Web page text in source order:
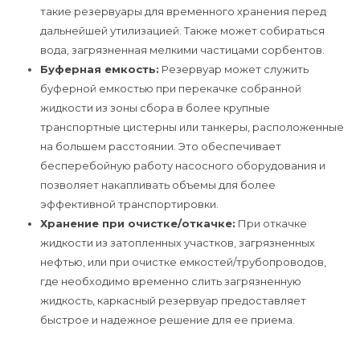
такие резервуары для временного хранения перед
дальнейшей утилизацией. Также может собираться
вода, загрязненная мелкими частицами сорбентов.
Буферная емкость: Резервуар может служить
буферной емкостью при перекачке собранной
жидкости из зоны сбора в более крупные
транспортные цистерны или танкеры, расположенные
на большем расстоянии. Это обеспечивает
бесперебойную работу насосного оборудования и
позволяет накапливать объемы для более
эффективной транспортировки.
Хранение при очистке/откачке: При откачке
жидкости из затопленных участков, загрязненных
нефтью, или при очистке емкостей/трубопроводов,
где необходимо временно слить загрязненную
жидкость, каркасный резервуар предоставляет
быстрое и надежное решение для ее приема.